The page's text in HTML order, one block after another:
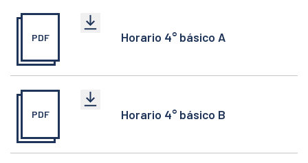
PDF Horario 4° básico A
PDF Horario 4° básico B